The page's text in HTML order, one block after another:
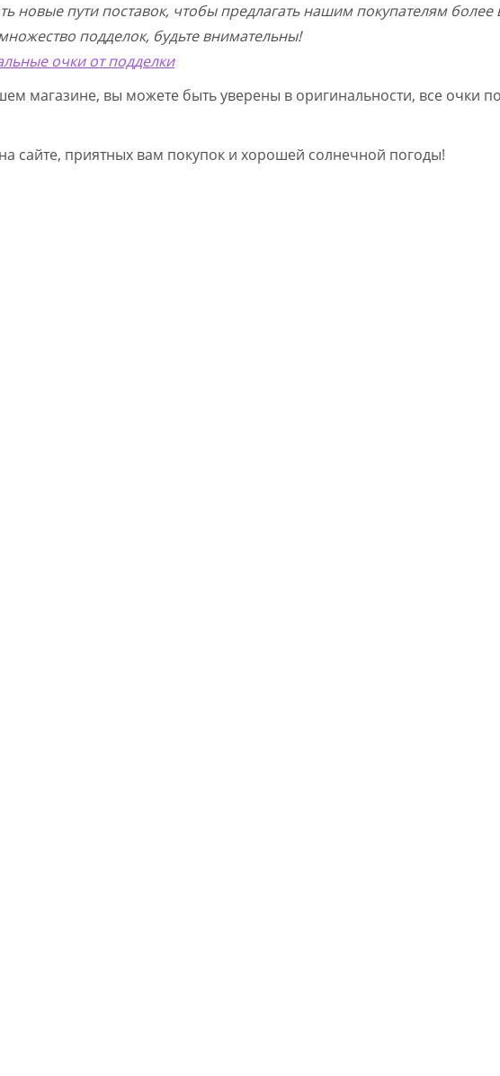
новые пути поставок, чтобы предлагать нашим покупателям более
подделок, будьте внимательны!
очки от подделки
магазине, вы можете быть уверены в оригинальности, все очки
сайте, приятных вам покупок и хорошей солнечной погоды!